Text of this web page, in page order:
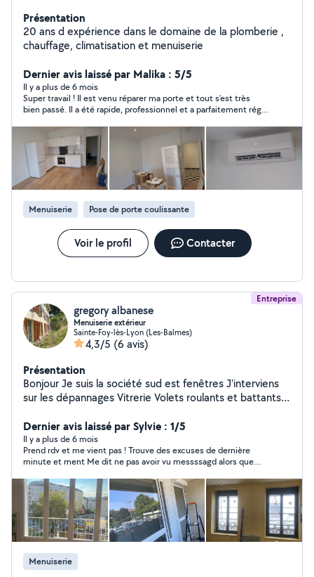
Présentation
20 ans d expérience dans le domaine de la plomberie ,
chauffage, climatisation et menuiserie
Dernier avis laissé par Malika : 5/5
Il y a plus de 6 mois
Super travail ! Il est venu réparer ma porte et tout s’est très
bien passé. Il a été rapide, professionnel et a parfaitement réglé
Menuiserie Pose de porte coulissante
Voir le profil Contacter
Entreprise
gregory albanese
Menuiserie extérieur
Sainte-Foy-lès-Lyon (Les-Balmes)
4,3/5 (6 avis)
Présentation
Bonjour Je suis la société sud est fenêtres J'interviens
sur les dépannages Vitrerie Volets roulants et battants
Pergolas Neuf et rénovation Porte de garage Et portail
Dernier avis laissé par Sylvie : 1/5
Il y a plus de 6 mois
Prend rdv et me vient pas ! Trouve des excuses de dernière
minute et ment Me dit ne pas avoir vu messssagd alors que
meme pas mon adresse et me dit être près de chez moi! A fuir !
M’a fait perdre mon temps et repousser une question plus
qu’urgente !
Menuiserie